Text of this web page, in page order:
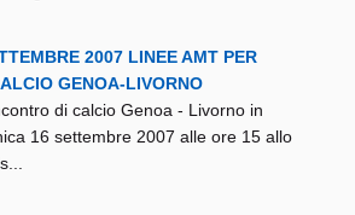
2007 LINEE AMT PER
GENOA-LIVORNO
di calcio Genoa - Livorno in
16 settembre 2007 alle ore 15 allo